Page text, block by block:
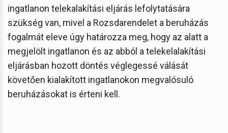
ingatlanon telekalakítási eljárás lefolytatására
szükség van, mivel a Rozsdarendelet a beruházás
fogalmát eleve úgy határozza meg, hogy az alatt a
megjelölt ingatlanon és az abból a telekelalakítási
eljárásban hozott döntés véglegessé válását
követően kialakított ingatlanokon megvalósuló
beruházásokat is érteni kell.